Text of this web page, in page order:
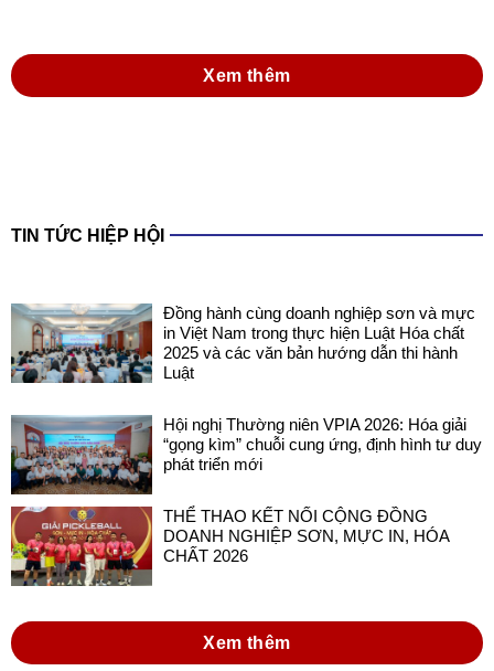
Xem thêm
TIN TỨC HIỆP HỘI
Đồng hành cùng doanh nghiệp sơn và mực
in Việt Nam trong thực hiện Luật Hóa chất
2025 và các văn bản hướng dẫn thi hành
Luật
Hội nghị Thường niên VPIA 2026: Hóa giải
“gọng kìm” chuỗi cung ứng, định hình tư duy
phát triển mới
THỂ THAO KẾT NỐI CỘNG ĐỒNG
DOANH NGHIỆP SƠN, MỰC IN, HÓA
CHẤT 2026
Xem thêm